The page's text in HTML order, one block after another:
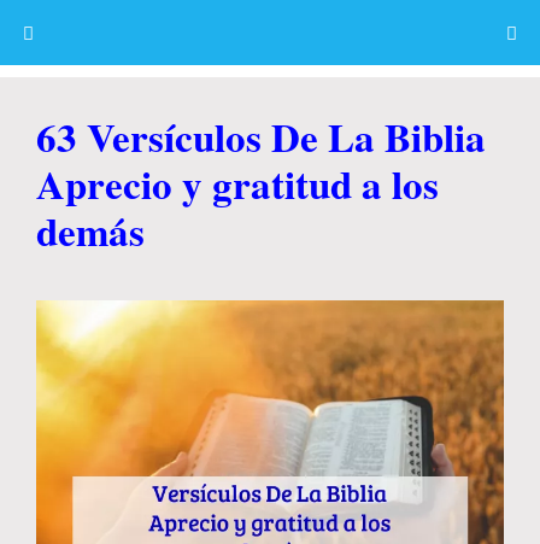
63 Versículos De La Biblia
Aprecio y gratitud a los
demás